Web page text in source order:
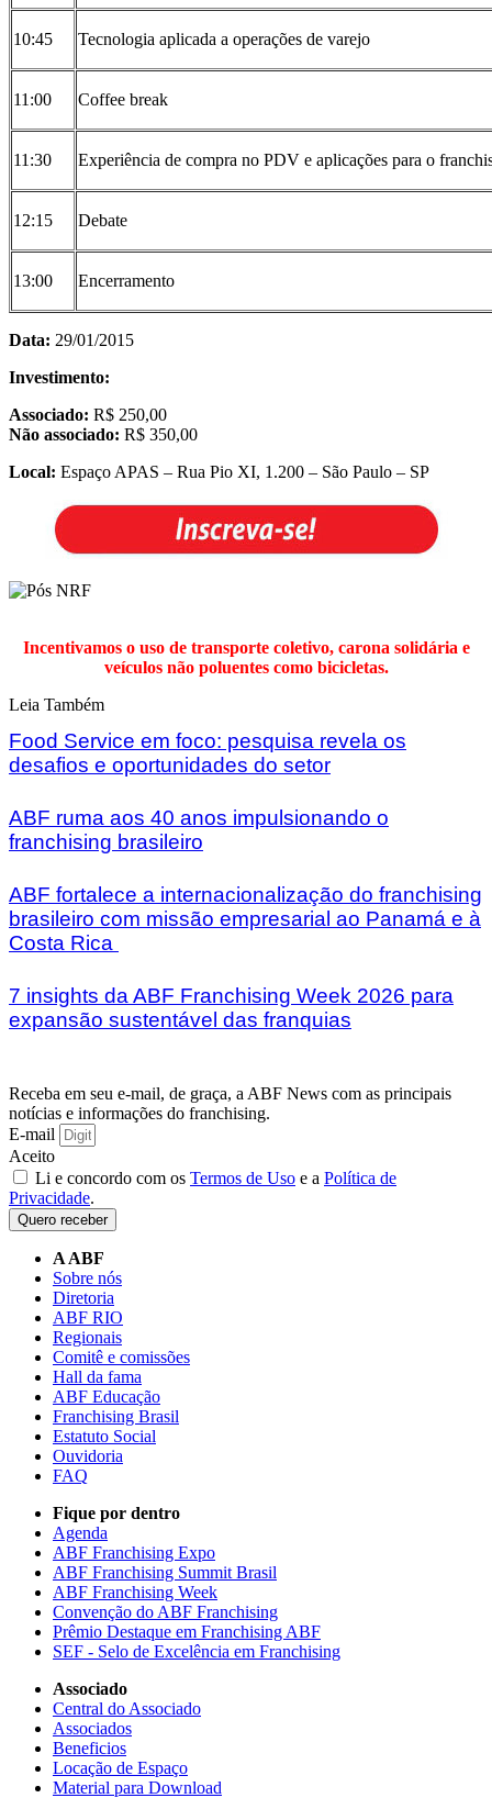
10:45 Tecnologia aplicada a operações de varejo
11:00 Coffee break
11:30 Experiência de compra no PDV e aplicações para o
12:15 Debate
13:00 Encerramento
Data: 29/01/2015
Investimento:
Associado: R$ 250,00
Não associado: R$ 350,00
Local: Espaço APAS – Rua Pio XI, 1.200 – São Paulo – SP
Incentivamos o uso de transporte coletivo, carona solidária e
veículos não poluentes como bicicletas.
Leia Também
Food Service em foco: pesquisa revela os
desafios e oportunidades do setor
ABF ruma aos 40 anos impulsionando o
franchising brasileiro
ABF fortalece a internacionalização do franchising
brasileiro com missão empresarial ao Panamá e à
Costa Rica
7 insights da ABF Franchising Week 2026 para
expansão sustentável das franquias
Receba em seu e-mail, de graça, a ABF News com as principais
notícias e informações do franchising.
E-mail
Aceito
Li e concordo com os Termos de Uso e a Política de
Privacidade.
Quero receber
A ABF
Sobre nós
Diretoria
ABF RIO
Regionais
Comitê e comissões
Hall da fama
ABF Educação
Franchising Brasil
Estatuto Social
Ouvidoria
FAQ
Fique por dentro
Agenda
ABF Franchising Expo
ABF Franchising Summit Brasil
ABF Franchising Week
Convenção do ABF Franchising
Prêmio Destaque em Franchising ABF
SEF - Selo de Excelência em Franchising
Associado
Central do Associado
Associados
Beneficios
Locação de Espaço
Material para Download